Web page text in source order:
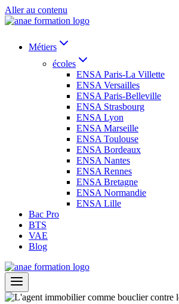
Aller au contenu
Métiers
écoles
ENSA Paris-La Villette
ENSA Versailles
ENSA Paris-Belleville
ENSA Strasbourg
ENSA Lyon
ENSA Marseille
ENSA Toulouse
ENSA Bordeaux
ENSA Nantes
ENSA Rennes
ENSA Bretagne
ENSA Normandie
ENSA Lille
Bac Pro
BTS
VAE
Blog